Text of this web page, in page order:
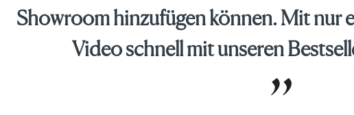
Showroom hinzufügen können. Mit nur
Video schnell mit unseren